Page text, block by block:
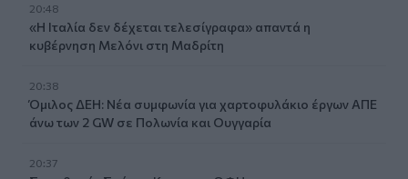
20:48
«Η Ιταλία δεν δέχεται τελεσίγραφα» απαντά η
κυβέρνηση Μελόνι στη Μαδρίτη
20:38
Όμιλος ΔΕΗ: Νέα συμφωνία για χαρτοφυλάκιο έργων ΑΠΕ
άνω των 2 GW σε Πολωνία και Ουγγαρία
20:37